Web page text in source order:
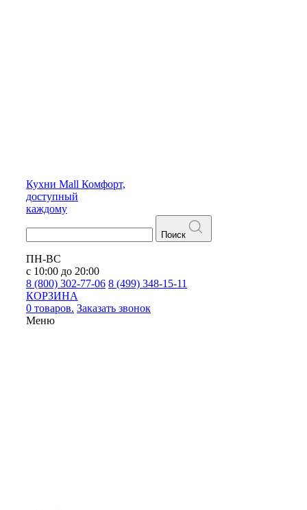
Кухни Mall Комфорт,
доступный
каждому
Поиск
ПН-ВС
с 10:00 до 20:00
8 (800) 302-77-06 8 (499) 348-15-11
КОРЗИНА
0 товаров. Заказать звонок
Меню